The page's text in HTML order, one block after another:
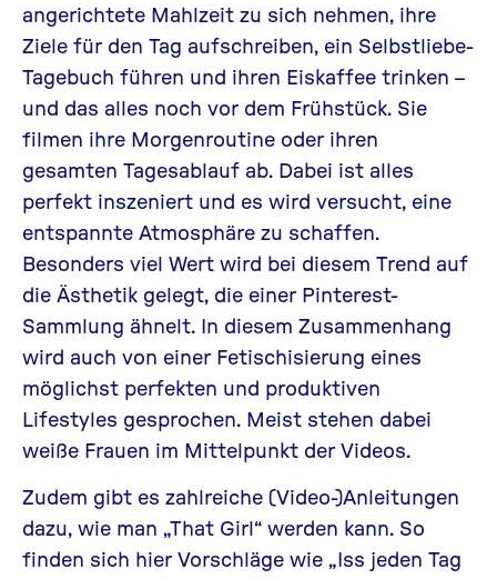
angerichtete Mahlzeit zu sich nehmen, ihre
Ziele für den Tag aufschreiben, ein Selbstliebe-
Tagebuch führen und ihren Eiskaffee trinken –
und das alles noch vor dem Frühstück. Sie
filmen ihre Morgenroutine oder ihren
gesamten Tagesablauf ab. Dabei ist alles
perfekt inszeniert und es wird versucht, eine
entspannte Atmosphäre zu schaffen.
Besonders viel Wert wird bei diesem Trend auf
die Ästhetik gelegt, die einer Pinterest-
Sammlung ähnelt. In diesem Zusammenhang
wird auch von einer Fetischisierung eines
möglichst perfekten und produktiven
Lifestyles gesprochen. Meist stehen dabei
weiße Frauen im Mittelpunkt der Videos.
Zudem gibt es zahlreiche (Video-)Anleitungen
dazu, wie man „That Girl“ werden kann. So
finden sich hier Vorschläge wie „Iss jeden Tag